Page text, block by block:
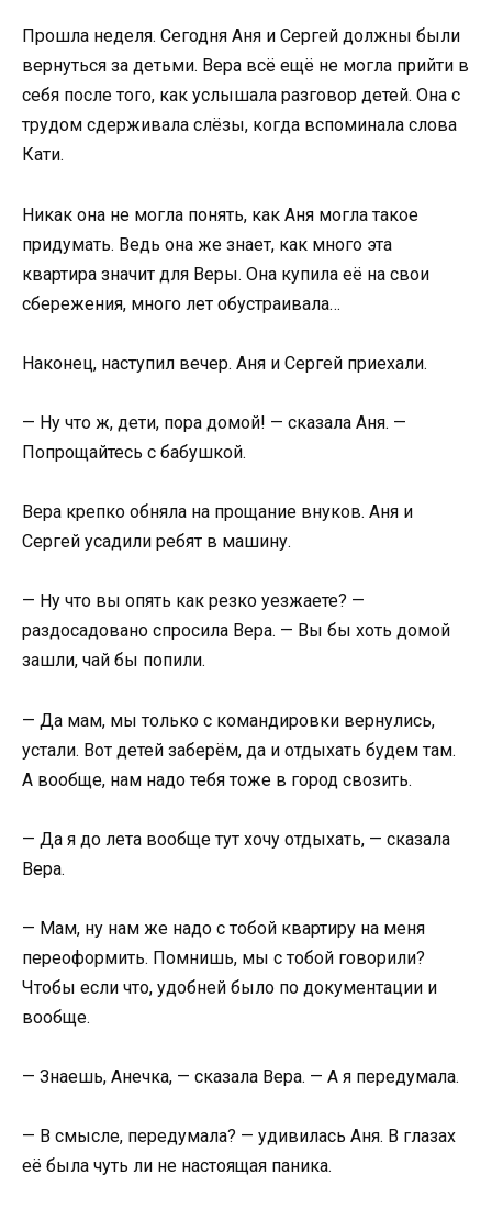
Прошла неделя. Сегодня Аня и Сергей должны были
вернуться за детьми. Вера всё ещё не могла прийти в
себя после того, как услышала разговор детей. Она с
трудом сдерживала слёзы, когда вспоминала слова
Кати.
Никак она не могла понять, как Аня могла такое
придумать. Ведь она же знает, как много эта
квартира значит для Веры. Она купила её на свои
сбережения, много лет обустраивала…
Наконец, наступил вечер. Аня и Сергей приехали.
— Ну что ж, дети, пора домой! — сказала Аня. —
Попрощайтесь с бабушкой.
Вера крепко обняла на прощание внуков. Аня и
Сергей усадили ребят в машину.
— Ну что вы опять как резко уезжаете? —
раздосадовано спросила Вера. — Вы бы хоть домой
зашли, чай бы попили.
— Да мам, мы только с командировки вернулись,
устали. Вот детей заберём, да и отдыхать будем там.
А вообще, нам надо тебя тоже в город свозить.
— Да я до лета вообще тут хочу отдыхать, — сказала
Вера.
— Мам, ну нам же надо с тобой квартиру на меня
переоформить. Помнишь, мы с тобой говорили?
Чтобы если что, удобней было по документации и
вообще.
— Знаешь, Анечка, — сказала Вера. — А я передумала.
— В смысле, передумала? — удивилась Аня. В глазах
её была чуть ли не настоящая паника.